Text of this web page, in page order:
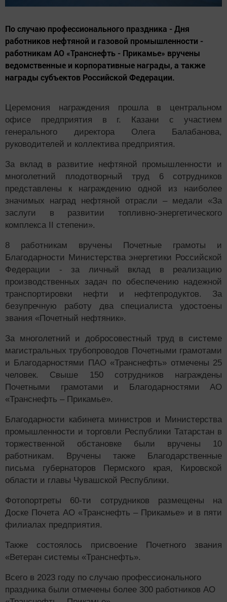
По случаю профессионального праздника - Дня
работников нефтяной и газовой промышленности -
работникам АО «Транснефть - Прикамье» вручены
ведомственные и корпоративные награды, а также
награды субъектов Российской Федерации.
Церемония награждения прошла в центральном
офисе предприятия в г. Казани с участием
генерального директора Олега Балабанова,
руководителей и коллектива предприятия.
За вклад в развитие нефтяной промышленности и
многолетний плодотворный труд 6 сотрудников
представлены к награждению одной из наиболее
значимых наград нефтяной отрасли – медали «За
заслуги в развитии топливно-энергетического
комплекса II степени».
8 работникам вручены Почетные грамоты и
Благодарности Министерства энергетики Российской
Федерации - за личный вклад в реализацию
производственных задач по обеспечению надежной
транспортировки нефти и нефтепродуктов. За
безупречную работу два специалиста удостоены
звания «Почетный нефтяник».
За многолетний и добросовестный труд в системе
магистральных трубопроводов Почетными грамотами
и Благодарностями ПАО «Транснефть» отмечены 25
человек. Свыше 150 сотрудников награждены
Почетными грамотами и Благодарностями АО
«Транснефть – Прикамье».
Благодарности кабинета министров и Министерства
промышленности и торговли Республики Татарстан в
торжественной обстановке были вручены 10
работникам. Вручены также Благодарственные
письма губернаторов Пермского края, Кировской
области и главы Чувашской Республики.
Фотопортреты 60-ти сотрудников размещены на
Доске Почета АО «Транснефть – Прикамье» и в пяти
филиалах предприятия.
Также состоялось присвоение Почетного звания
«Ветеран системы «Транснефть».
Всего в 2023 году по случаю профессионального
праздника были отмечены более 300 работников АО